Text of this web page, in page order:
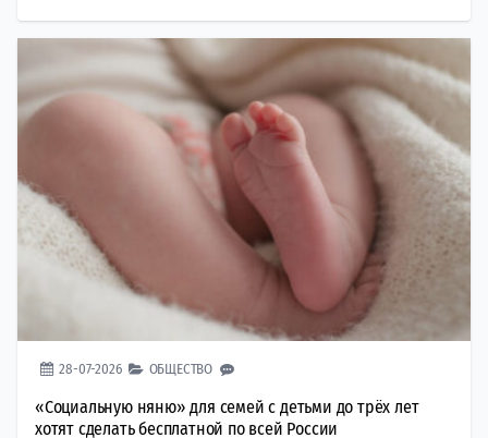
28-07-2026 ОБЩЕСТВО
«Социальную няню» для семей с детьми до трёх лет
хотят сделать бесплатной по всей России